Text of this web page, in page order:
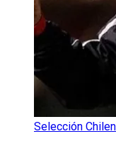
Selección